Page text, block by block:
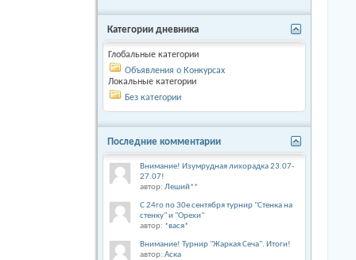
Категории дневника
Глобальные категории
Объявления о Конкурсах
Локальные категории
Без категории
Последние комментарии
Внимание! Изумрудная лихорадка 23.07-
27.07!
автор: Леший**
С 24го по 30е сентября турнир "Стенка на
стенку" и "Орехи"
автор: *вася*
Внимание! Турнир "Жаркая Сеча". Итоги!
автор: Аска